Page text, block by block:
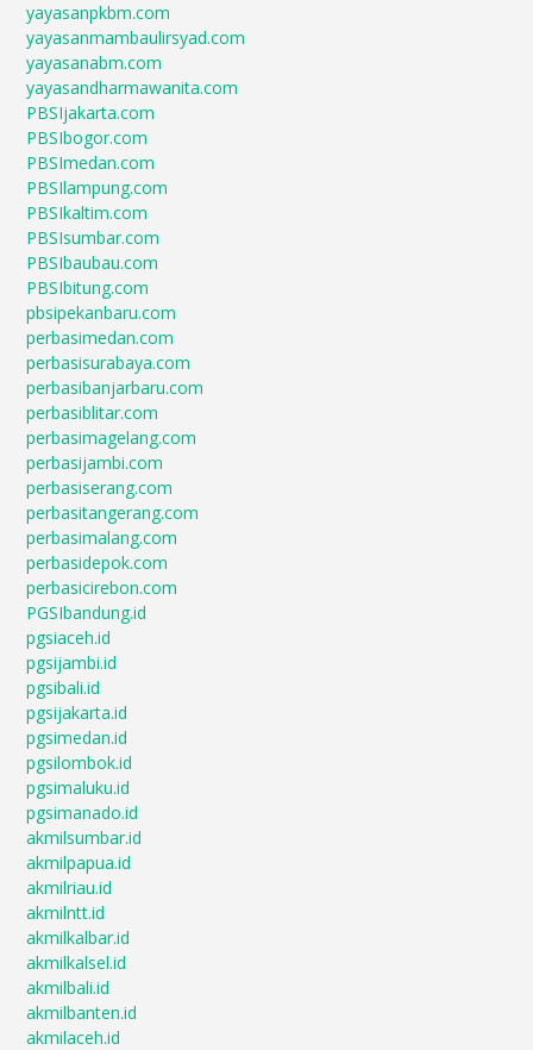
yayasanpkbm.com
yayasanmambaulirsyad.com
yayasanabm.com
yayasandharmawanita.com
PBSIjakarta.com
PBSIbogor.com
PBSImedan.com
PBSIlampung.com
PBSIkaltim.com
PBSIsumbar.com
PBSIbaubau.com
PBSIbitung.com
pbsipekanbaru.com
perbasimedan.com
perbasisurabaya.com
perbasibanjarbaru.com
perbasiblitar.com
perbasimagelang.com
perbasijambi.com
perbasiserang.com
perbasitangerang.com
perbasimalang.com
perbasidepok.com
perbasicirebon.com
PGSIbandung.id
pgsiaceh.id
pgsijambi.id
pgsibali.id
pgsijakarta.id
pgsimedan.id
pgsilombok.id
pgsimaluku.id
pgsimanado.id
akmilsumbar.id
akmilpapua.id
akmilriau.id
akmilntt.id
akmilkalbar.id
akmilkalsel.id
akmilbali.id
akmilbanten.id
akmilaceh.id